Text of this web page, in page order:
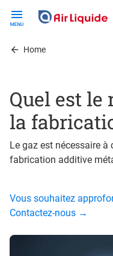
contentHome
Quel est le
la
Le gaz est nécessaire à
fabrication additive
Vous souhaitez
Contactez-nous →